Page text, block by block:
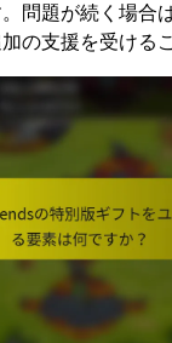
問題が続く場合
の支援を受ける